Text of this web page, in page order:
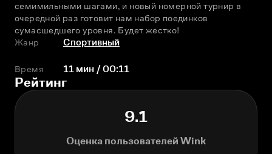
семимильными шагами, и новый номерной турнир в
очередной раз готовит нам набор поединков
сумасшедшего уровня. Будет жестко!
Жанр
Спортивный
Время 11 мин / 00:11
Рейтинг
9.1
Оценка пользователей Wink